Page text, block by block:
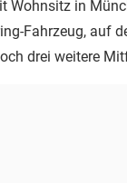
Wohnsitz in
Fahrzeug, auf
drei weitere